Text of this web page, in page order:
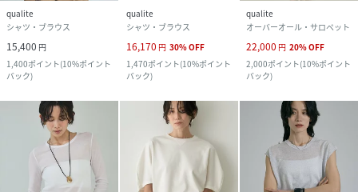
qualite
シャツ・ブラウス
15,400 円
1,400ポイント(10%ポイント
バック)
qualite
シャツ・ブラウス
16,170 円 30%OFF
1,470ポイント(10%ポイント
バック)
qualite
オーバーオール・サロペット
22,000 円 20%OFF
2,000ポイント(10%ポイント
バック)